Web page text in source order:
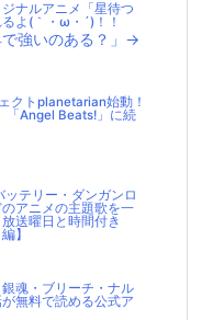
強いのある？」→
ナルアニメ「星待つ
よ(｀・ω・´)！！
クトplanetarian始動！
「Angel Beats!」に続
ッテリー・ダンガンロ
アニメの主題歌を一
送曜日と時間付き
】
銀魂・ブリーチ・ナル
無料で読める公式ア